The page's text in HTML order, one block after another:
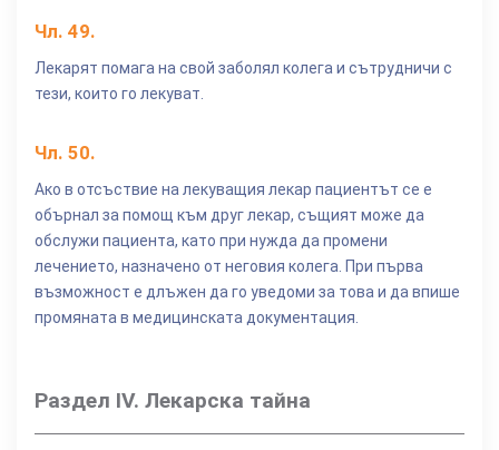
Чл. 49.
Лекарят помага на свой заболял колега и сътрудничи с
тези, които го лекуват.
Чл. 50.
Ако в отсъствие на лекуващия лекар пациентът се е
обърнал за помощ към друг лекар, същият може да
обслужи пациента, като при нужда да промени
лечението, назначено от неговия колега. При първа
възможност е длъжен да го уведоми за това и да впише
промяната в медицинската документация.
Раздел IV. Лекарска тайна